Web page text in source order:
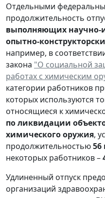
Отдельными
продолжительность
выполняющих научно-
опытно-
например, в
закона "О социальной
работах с химическим
категории работников
которых используются
относящиеся к
по ликвидации
химического оружия,
продолжительностью56
некоторых работников –
Удлиненный отпуск
организаций